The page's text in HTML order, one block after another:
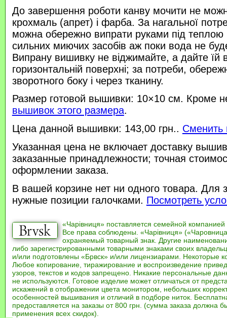
До завершення роботи канву мочити не
крохмаль (апрет) і фарба. За нагальної
можна обережно випрати руками під
сильних миючих засобів аж поки вода не
Випрану вишивку не віджимайте, а дайте їй
горизонтальній поверхні; за потреби,
зворотного боку і через тканину.
Размер готовой вышивки: 10×10 см. Кроме
вышивок этого размера.
Цена данной вышивки: 143,00 грн.. Сменить
Указанная цена не включает доставку
заказанные принадлежности; точная
оформлении заказа.
В вашей корзине нет ни одного товара. Для
нужные позиции галочками. Посмотреть
«Чарівниця» поставляется семейной компанией
Все права соблюдены. «Чарівниця»
охраняемый товарный знак. Другие
либо зарегистрированными товарными знаками своих
и/или подготовлены «Брвск» и/или лицензиарами. Некоторые
Любое копирование, тиражирование и воспроизведение
узоров, текстов и кодов запрещено. Никакие персональные
не используются. Готовое изделие может отличаться от
искажений в отображении цвета монитором, небольших
особенностей вышивания и отличий в подборе ниток.
предоставляется на заказы от 800 грн. (сумма заказа должна
применения всех скидок).